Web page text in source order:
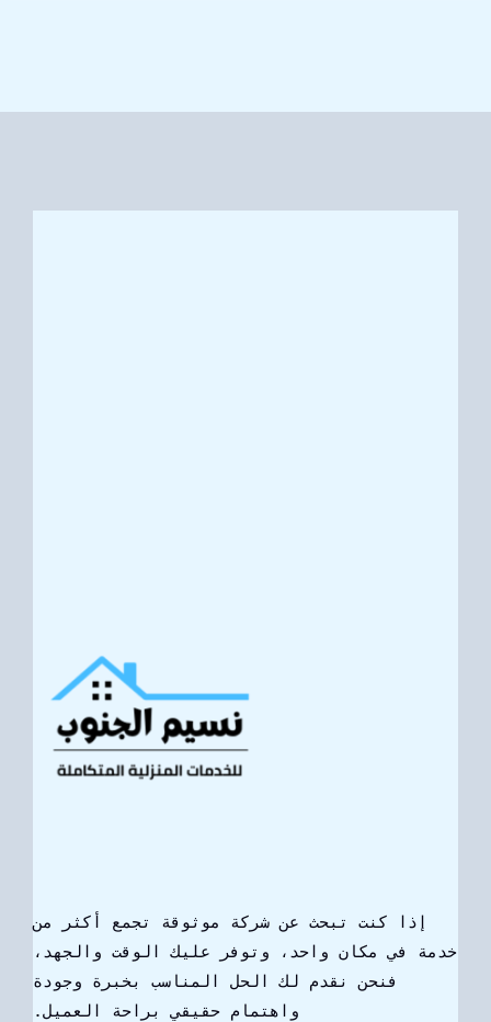
إذا كنت تبحث عن شركة موثوقة تجمع أكثر من
في مكان واحد، وتوفر عليك الوقت والجهد،
فنحن نقدم لك الحل المناسب بخبرة وجودة
واهتمام حقيقي براحة العميل.